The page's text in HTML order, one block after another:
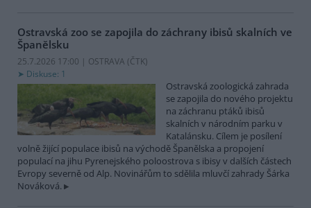
Ostravská zoo se zapojila do záchrany ibisů skalních ve
Španělsku
25.7.2026 17:00 | OSTRAVA (ČTK)
Diskuse: 1
Ostravská zoologická zahrada
se zapojila do nového projektu
na záchranu ptáků ibisů
skalních v národním parku v
Katalánsku. Cílem je posílení
volně žijící populace ibisů na východě Španělska a propojení
populací na jihu Pyrenejského poloostrova s ibisy v dalších částech
Evropy severně od Alp. Novinářům to sdělila mluvčí zahrady Šárka
Nováková.